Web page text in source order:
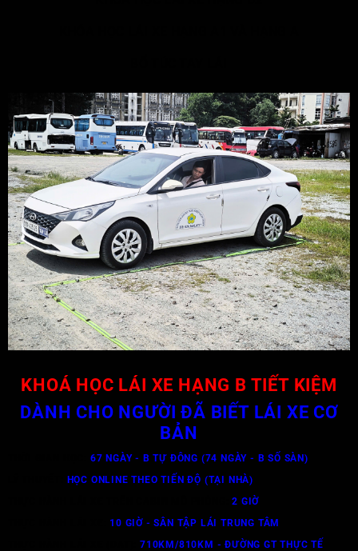
KHOÁ HỌC LÁI XE HẠNG B TIẾT KIỆM
DÀNH CHO NGƯỜI ĐÃ BIẾT LÁI XE CƠ
BẢN
67 NGÀY - B TỰ ĐÔNG (74 NGÀY - B SỐ SÀN)
HỌC ONLINE THEO TIẾN ĐỘ (TẠI NHÀ)
2 GIỜ
10 GIỜ - SÂN TẬP LÁI TRUNG TÂM
710KM/810KM - ĐƯỜNG GT THỰC TẾ